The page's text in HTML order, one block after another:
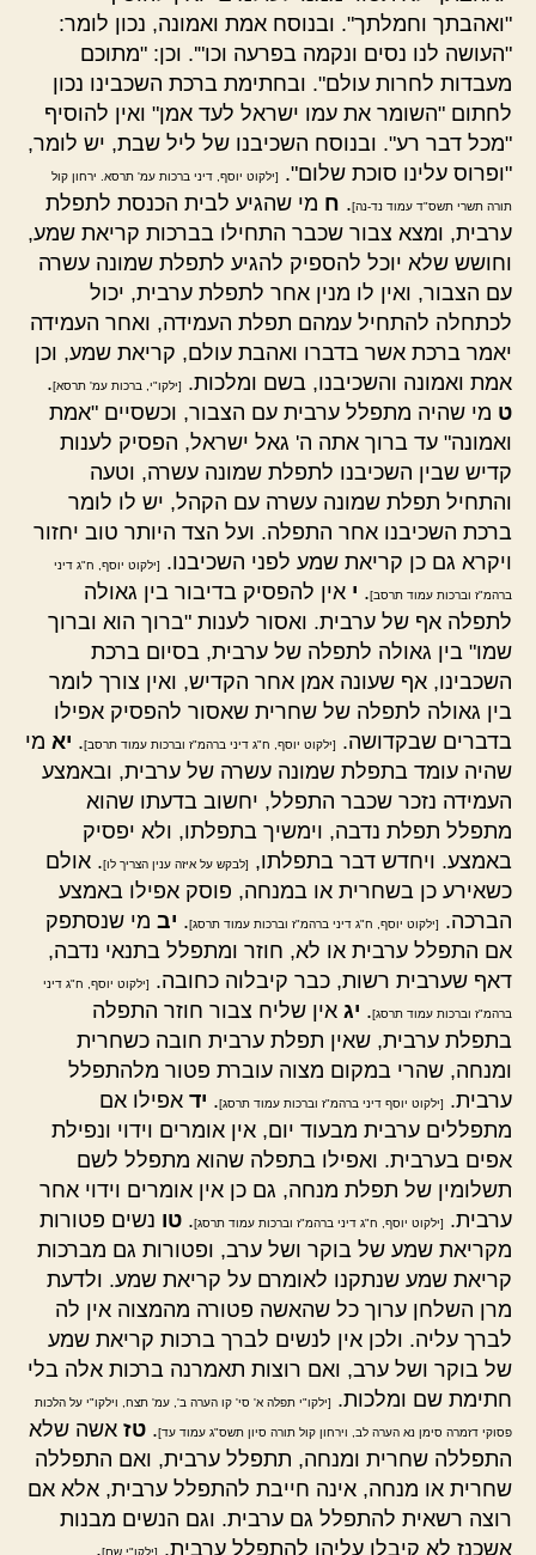
"ואהבתך וחמלתך". ובנוסח אמת ואמונה, נכון לומר:
"העושה לנו נסים ונקמה בפרעה וכו"'. וכן: "מתוכם
מעבדות לחרות עולם". ובחתימת ברכת השכבינו נכון
לחתום "השומר את עמו ישראל לעד אמן" ואין להוסיף
"מכל דבר רע". ובנוסח השכיבנו של ליל שבת, יש לומר,
"ופרוס עלינו סוכת שלום".
[ילקוט יוסף, דיני ברכות עמ' תרסא. ירחון קול
תורה תשרי תשס"ד עמוד נד-נה]. ח מי שהגיע לבית הכנסת לתפלת
ערבית, ומצא צבור שכבר התחילו בברכות קריאת שמע,
וחושש שלא יוכל להספיק להגיע לתפלת שמונה עשרה
עם הצבור, ואין לו מנין אחר לתפלת ערבית, יכול
לכתחלה להתחיל עמהם תפלת העמידה, ואחר העמידה
יאמר ברכת אשר בדברו ואהבת עולם, קריאת שמע, וכן
אמת ואמונה והשכיבנו, בשם ומלכות.
[ילקו"י, ברכות עמ' תרסא].
ט מי שהיה מתפלל ערבית עם הצבור, וכשסיים "אמת
ואמונה" עד ברוך אתה ה' גאל ישראל, הפסיק לענות
קדיש שבין השכיבנו לתפלת שמונה עשרה, וטעה
והתחיל תפלת שמונה עשרה עם הקהל, יש לו לומר
ברכת השכיבנו אחר התפלה. ועל הצד היותר טוב יחזור
ויקרא גם כן קריאת שמע לפני השכיבנו.
[ילקוט יוסף, ח"ג דיני
ברהמ"ז וברכות עמוד תרסב]. י אין להפסיק בדיבור בין גאולה
לתפלה אף של ערבית. ואסור לענות "ברוך הוא וברוך
שמו" בין גאולה לתפלה של ערבית, בסיום ברכת
השכבינו, אף שעונה אמן אחר הקדיש, ואין צורך לומר
בין גאולה לתפלה של שחרית שאסור להפסיק אפילו
בדברים שבקדושה.
[ילקוט יוסף, ח"ג דיני ברהמ"ז וברכות עמוד תרסב]. יא מי
שהיה עומד בתפלת שמונה עשרה של ערבית, ובאמצע
העמידה נזכר שכבר התפלל, יחשוב בדעתו שהוא
מתפלל תפלת נדבה, וימשיך בתפלתו, ולא יפסיק
באמצע. ויחדש דבר בתפלתו,
[לבקש על איזה ענין הצריך לו]. אולם
כשאירע כן בשחרית או במנחה, פוסק אפילו באמצע
הברכה.
[ילקוט יוסף, ח"ג דיני ברהמ"ז וברכות עמוד תרסג]. יב מי שנסתפק
אם התפלל ערבית או לא, חוזר ומתפלל בתנאי נדבה,
דאף שערבית רשות, כבר קיבלוה כחובה.
[ילקוט יוסף, ח"ג דיני
ברהמ"ז וברכות עמוד תרסג]. יג אין שליח צבור חוזר התפלה
בתפלת ערבית, שאין תפלת ערבית חובה כשחרית
ומנחה, שהרי במקום מצוה עוברת פטור מלהתפלל
ערבית.
[ילקוט יוסף דיני ברהמ"ז וברכות עמוד תרסג]. יד אפילו אם
מתפללים ערבית מבעוד יום, אין אומרים וידוי ונפילת
אפים בערבית. ואפילו בתפלה שהוא מתפלל לשם
תשלומין של תפלת מנחה, גם כן אין אומרים וידוי אחר
ערבית.
[ילקוט יוסף, ח"ג דיני ברהמ"ז וברכות עמוד תרסג]. טו נשים פטורות
מקריאת שמע של בוקר ושל ערב, ופטורות גם מברכות
קריאת שמע שנתקנו לאומרם על קריאת שמע. ולדעת
מרן השלחן ערוך כל שהאשה פטורה מהמצוה אין לה
לברך עליה. ולכן אין לנשים לברך ברכות קריאת שמע
של בוקר ושל ערב, ואם רוצות תאמרנה ברכות אלה בלי
חתימת שם ומלכות.
[ילקו"י תפלה א' סי' קו הערה ב', עמ' תצח, וילקו"י על הלכות
פסוקי דזמרה סימן נא הערה לב, וירחון קול תורה סיון תשס"ג עמוד עד]. טז אשה שלא
התפללה שחרית ומנחה, תתפלל ערבית, ואם התפללה
שחרית או מנחה, אינה חייבת להתפלל ערבית, אלא אם
רוצה רשאית להתפלל גם ערבית. וגם הנשים מבנות
אשכנז לא קיבלו עליהן להתפלל ערבית.
[ילקו"י שם].